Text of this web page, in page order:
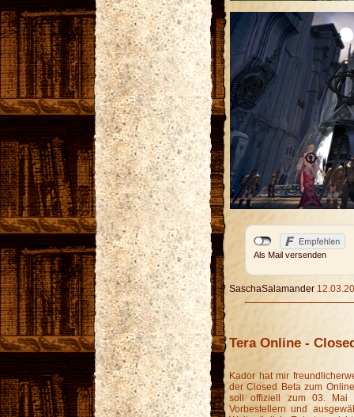
Als Mail versenden
SaschaSalamander
Tera Online -
Kador hat mir
der Closed Beta zum
soll offiziell zum 03. Mai
Vorbestellern und